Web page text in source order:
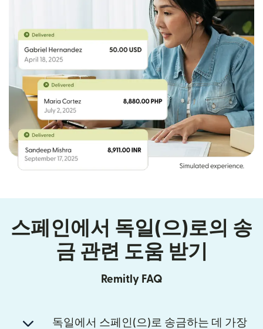
스페인에서 독일(으)로의 송
금 관련 도움 받기
Remitly FAQ
독일에서 스페인(으)로 송금하는 데 가장